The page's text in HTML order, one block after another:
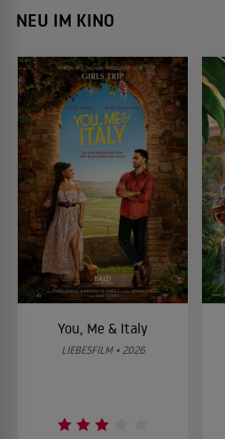
NEU IM KINO
You, Me & Italy
LIEBESFILM • 2026